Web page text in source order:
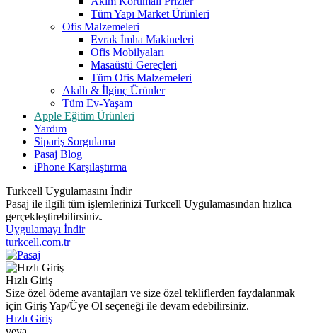
Tüm Yapı Market Ürünleri
Ofis Malzemeleri
Evrak İmha Makineleri
Ofis Mobilyaları
Masaüstü Gereçleri
Tüm Ofis Malzemeleri
Akıllı & İlginç Ürünler
Tüm Ev-Yaşam
Apple Eğitim Ürünleri
Yardım
Sipariş Sorgulama
Pasaj Blog
iPhone Karşılaştırma
Turkcell Uygulamasını İndir
Pasaj ile ilgili tüm işlemlerinizi Turkcell Uygulamasından hızlıca
gerçekleştirebilirsiniz.
Uygulamayı İndir
turkcell.com.tr
Hızlı Giriş
Size özel ödeme avantajları ve size özel tekliflerden faydalanmak
için Giriş Yap/Üye Ol seçeneği ile devam edebilirsiniz.
Hızlı Giriş